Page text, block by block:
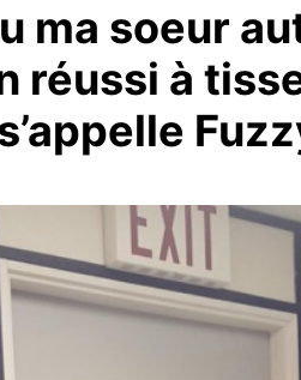
ma soeur
réussi à